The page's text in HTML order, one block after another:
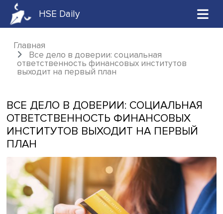
HSE Daily
Главная
Все дело в доверии: социальная
ответственность финансовых институтов
ВСЕ ДЕЛО В ДОВЕРИИ:
ОТВЕТСТВЕННОСТЬ ФИНАНСОВЫХ
ИНСТИТУТОВ ВЫХОДИТ НА
ПЛАН